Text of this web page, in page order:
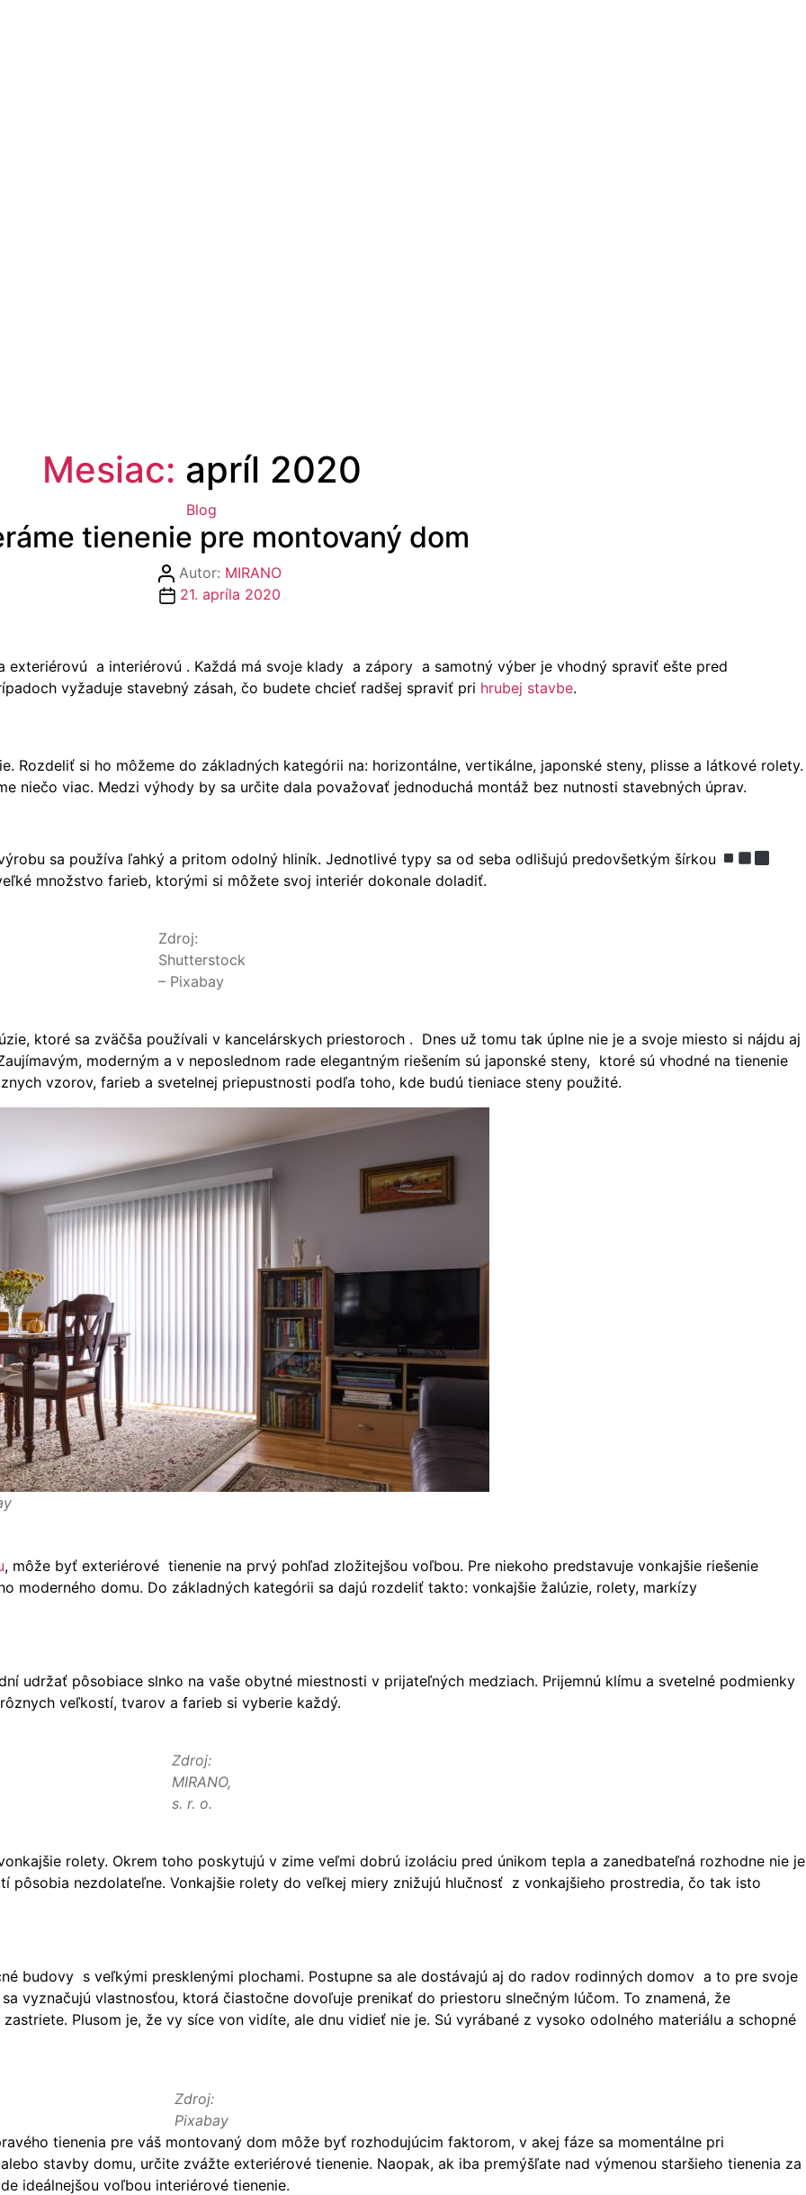
Mesiac: apríl 2020
Kategórie
Blog
tienenie pre montovaný dom
Autor
článku
Autor: MIRANO
Dátum21. apríla 2020
exteriérovú a interiérovú . Každá má svoje klady a zápory a samotný výber je vhodný spraviť ešte pred
vyžaduje stavebný zásah, čo budete chcieť radšej spraviť pri hrubej stavbe.
Rozdeliť si ho môžeme do základných kategórii na: horizontálne, vertikálne, japonské steny, plisse a látkové rolety.
niečo viac. Medzi výhody by sa určite dala považovať jednoduchá montáž bez nutnosti stavebných úprav.
sa používa ľahký a pritom odolný hliník. Jednotlivé typy sa od seba odlišujú predovšetkým šírkou
množstvo farieb, ktorými si môžete svoj interiér dokonale doladiť.
Zdroj:
Shutterstock
– Pixabay
ktoré sa zväčša používali v kancelárskych priestoroch . Dnes už tomu tak úplne nie je a svoje miesto si nájdu aj
moderným a v neposlednom rade elegantným riešením sú japonské steny, ktoré sú vhodné na tienenie
vzorov, farieb a svetelnej priepustnosti podľa toho, kde budú tieniace steny použité.
, môže byť exteriérové tienenie na prvý pohľad zložitejšou voľbou. Pre niekoho predstavuje vonkajšie riešenie
moderného domu. Do základných kategórii sa dajú rozdeliť takto: vonkajšie žalúzie, rolety, markízy
udržať pôsobiace slnko na vaše obytné miestnosti v prijateľných medziach. Prijemnú klímu a svetelné podmienky
veľkostí, tvarov a farieb si vyberie každý.
Zdroj:
MIRANO,
s. r. o.
rolety. Okrem toho poskytujú v zime veľmi dobrú izoláciu pred únikom tepla a zanedbateľná rozhodne nie je
pôsobia nezdolateľne. Vonkajšie rolety do veľkej miery znižujú hlučnosť z vonkajšieho prostredia, čo tak isto
budovy s veľkými presklenými plochami. Postupne sa ale dostávajú aj do radov rodinných domov a to pre svoje
vyznačujú vlastnosťou, ktorá čiastočne dovoľuje prenikať do priestoru slnečným lúčom. To znamená, že
Plusom je, že vy síce von vidíte, ale dnu vidieť nie je. Sú vyrábané z vysoko odolného materiálu a schopné
Zdroj:
Pixabay
tienenia pre váš montovaný dom môže byť rozhodujúcim faktorom, v akej fáze sa momentálne pri
alebo stavby domu, určite zvážte exteriérové tienenie. Naopak, ak iba premýšľate nad výmenou staršieho tienenia za
ideálnejšou voľbou interiérové tienenie.